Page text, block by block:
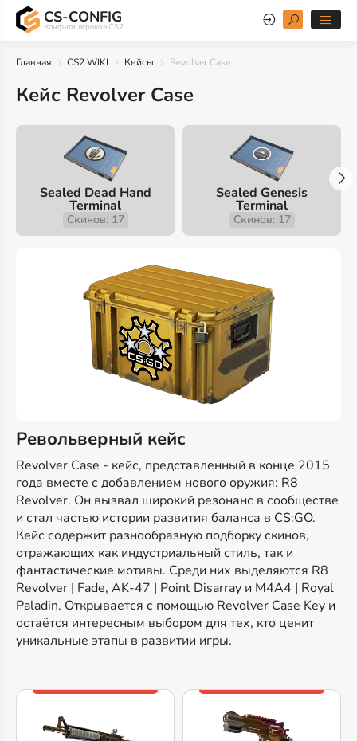
CS-CONFIG
Конфиги игроков CS2
Главная CS2 WIKI Кейсы Revolver Case
Кейс Revolver Case
Sealed Dead Hand
Terminal
Скинов: 17
Sealed Genesis
Terminal
Скинов: 17
Револьверный кейс
Revolver Case - кейс, представленный в конце 2015
года вместе с добавлением нового оружия: R8
Revolver. Он вызвал широкий резонанс в сообществе
и стал частью истории развития баланса в CS:GO.
Кейс содержит разнообразную подборку скинов,
отражающих как индустриальный стиль, так и
фантастические мотивы. Среди них выделяются R8
Revolver | Fade, AK-47 | Point Disarray и M4A4 | Royal
Paladin. Открывается с помощью Revolver Case Key и
остаётся интересным выбором для тех, кто ценит
уникальные этапы в развитии игры.